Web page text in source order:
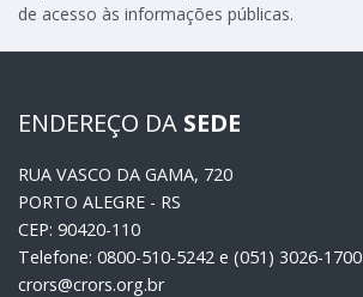
de acesso às informações públicas.
ENDEREÇO DA SEDE
RUA VASCO DA GAMA, 720
PORTO ALEGRE - RS
CEP: 90420-110
Telefone: 0800-510-5242 e (051) 3026-1700
crors@crors.org.br